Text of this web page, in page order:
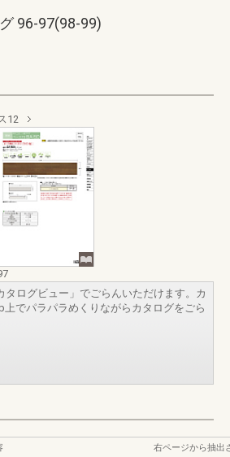
96-97(98-99)
12
タログビュー」でごらんいただけます。カ
上でパラパラめくりながらカタログをごら
右ページから抽出